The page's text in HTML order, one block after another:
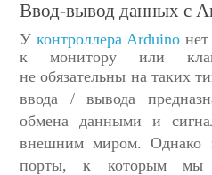
Ввод-вывод данных с
У контроллера Arduino
к монитору или
необязательны на таких
ввода / вывода
обмена данными и
внешним миром. Однако
порты, к которым мы